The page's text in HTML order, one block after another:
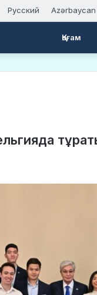
Русский Azərbaycan
Қоғам